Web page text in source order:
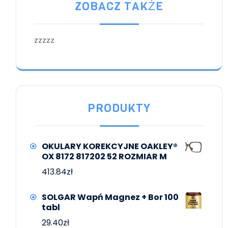
ZOBACZ TAKŻE
zzzzz
PRODUKTY
OKULARY KOREKCYJNE OAKLEY®
OX 8172 817202 52 ROZMIAR M
413.84zł
SOLGAR Wapń Magnez + Bor 100
tabl
29.40zł